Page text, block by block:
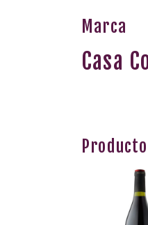
Marca
Casa